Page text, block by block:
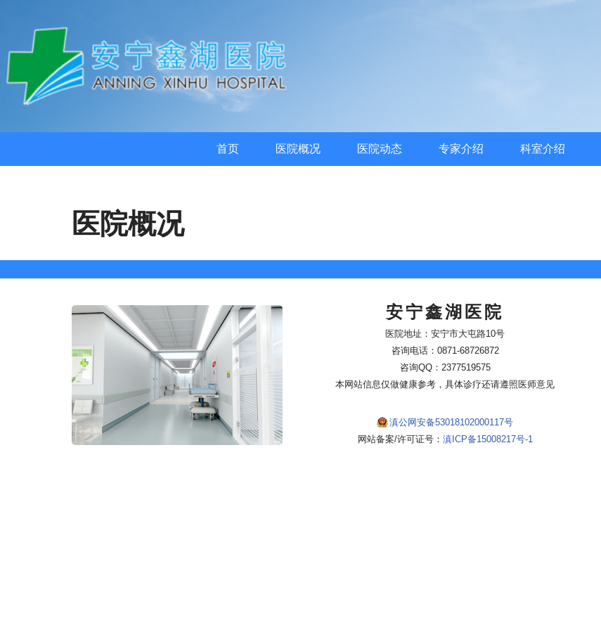
首页 医院概况 医院动态 专家介绍 科室介绍
医院概况
安宁鑫湖医院
医院地址：安宁市大屯路10号
咨询电话：0871-68726872
咨询QQ：2377519575
本网站信息仅做健康参考，具体诊疗还请遵照医师意见
滇公网安备53018102000117号
网站备案/许可证号： 滇ICP备15008217号-1